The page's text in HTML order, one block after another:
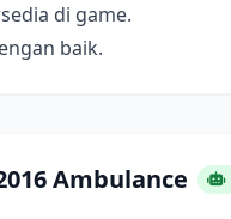
di game.
baik.
Ambulance